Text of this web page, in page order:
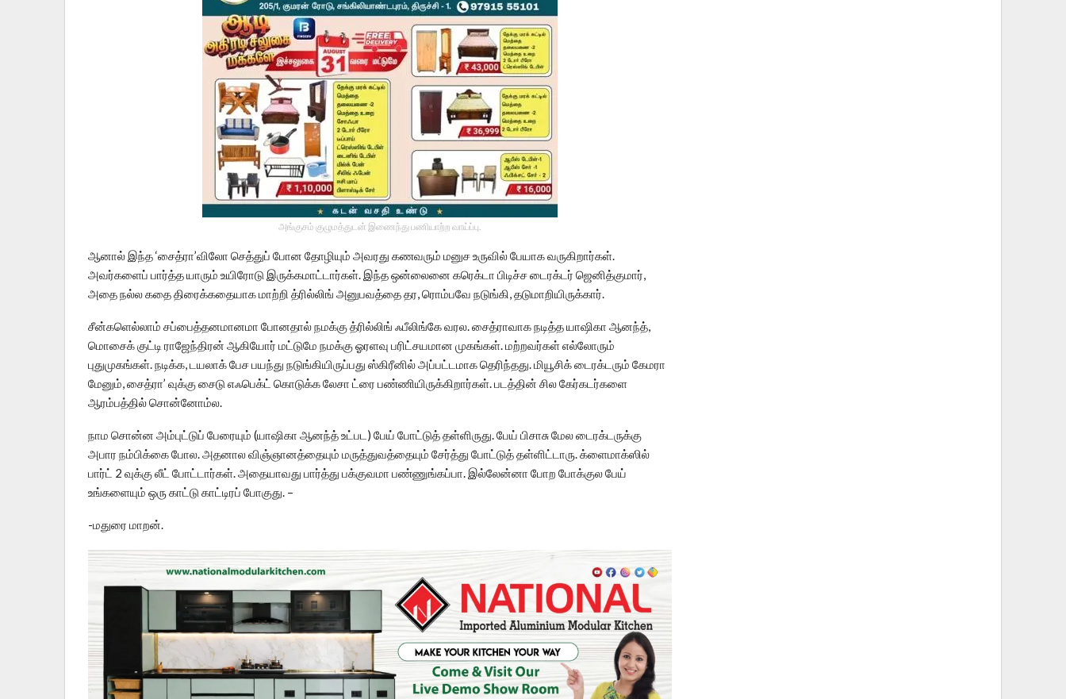
அங்குசம் குழுமத்துடன் இணைந்து பணியாற்ற வாய்ப்பு.
ஆனால் இந்த ‘சைத்ரா’விலோ செத்துப் போன தோழியும் அவரது கணவரும் மனுச உருவில் பேயாக வருகிறார்கள்.
அவர்களைப் பார்த்த யாரும் உயிரோடு இருக்கமாட்டார்கள். இந்த ஒன்லைனை கரெக்டா பிடிச்ச டைரக்டர் ஜெனித்குமார்,
அதை நல்ல கதை திரைக்கதையாக மாற்றி த்ரில்லிங் அனுபவத்தை தர, ரொம்பவே நடுங்கி, தடுமாறியிருக்கார்.
சீன்களெல்லாம் சப்பைத்தனமானமா போனதால் நமக்கு த்ரில்லிங் ஃபீலிங்கே வரல. சைத்ராவாக நடித்த யாஷிகா ஆனந்த்,
மொசைக் குட்டி ராஜேந்திரன் ஆகியோர் மட்டுமே நமக்கு ஓரளவு பரிட்சயமான முகங்கள். மற்றவர்கள் எல்லோரும்
புதுமுகங்கள். நடிக்க, டயலாக் பேச பயந்து நடுங்கியிருப்பது ஸ்கிரீனில் அப்பட்டமாக தெரிந்தது. மியூசிக் டைரக்டரும் கேமரா
மேனும், சைத்ரா’ வுக்கு சைடு எஃபெக்ட் கொடுக்க லேசா ட்ரை பண்ணியிருக்கிறார்கள். படத்தின் சில கேர்கடர்களை
ஆரம்பத்தில் சொன்னோம்ல.
நாம சொன்ன அம்புட்டுப் பேரையும் (யாஷிகா ஆனந்த் உட்பட) பேய் போட்டுத் தள்ளிருது. பேய் பிசாசு மேல டைரக்டருக்கு
அபார நம்பிக்கை போல. அதனால விஞ்ஞானத்தையும் மருத்துவத்தையும் சேர்த்து போட்டுத் தள்ளிட்டாரு. க்ளைமாக்ஸில்
பார்ட் 2 வுக்கு லீட் போட்டார்கள். அதையாவது பார்த்து பக்குவமா பண்ணுங்கப்பா. இல்லேன்னா போற போக்குல பேய்
உங்களையும் ஒரு காட்டு காட்டிரப் போகுது. –
-மதுரை மாறன்.